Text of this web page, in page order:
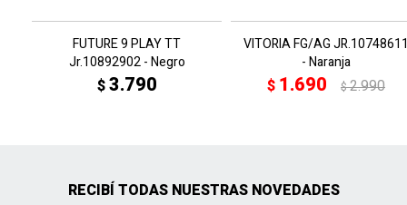
FUTURE 9 PLAY TT
Jr.10892902 - Negro
$3.790
VITORIA FG/AG
- Naranja
$ 1.690 $2.990
RECIBÍ TODAS NUESTRAS NOVEDADES